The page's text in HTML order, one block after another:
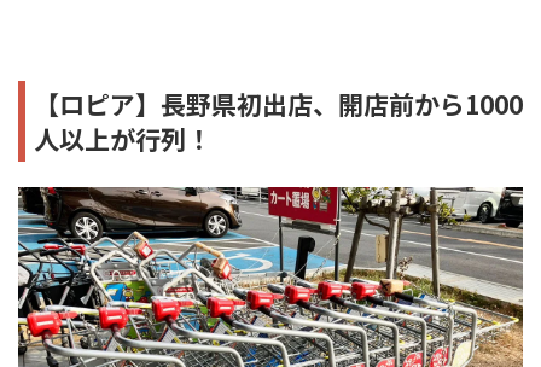
【ロピア】長野県初出店、開店前から1000
人以上が行列！